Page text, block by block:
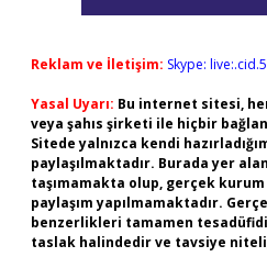
Reklam ve İletişim: Skype:
Yasal Uyarı: Bu internet sitesi,
veya şahıs şirketi ile hiçbir
Sitede yalnızca kendi
paylaşılmaktadır. Burada yer
taşımamakta olup, gerçek
paylaşım yapılmamaktadır.
benzerlikleri tamamen
taslak halindedir ve tavsiye